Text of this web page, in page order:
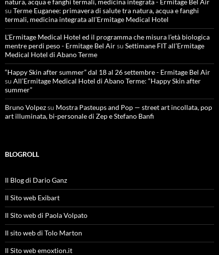
natura, acqua e fanghi termali, medicina integrata - Ermitage Bel Air
su Terme Euganee: primavera di salute tra natura, acqua e fanghi
termali, medicina integrata all’Ermitage Medical Hotel
L'Ermitage Medical Hotel ed il programma che misura l’età biologica
mentre perdi peso - Ermitage Bel Airsu Settimane FIT all’Ermitage
Medical Hotel di Abano Terme
“Happy Skin after summer” dal 18 al 26 settembre - Ermitage Bel Air
su All’Ermitage Medical Hotel di Abano Terme: “Happy Skin after
summer”
Bruno Volpezsu Mostra Pasteups and Pop — street art incollata, pop
art illuminata, bi-personale di Zep e Stefano Banfi
BLOGROLL
Il Blog di Dario Ganz
Il Sito web Exibart
Il Sito web di Paola Volpato
Il sito web di Tolo Marton
Il Sito web emoxtion.it